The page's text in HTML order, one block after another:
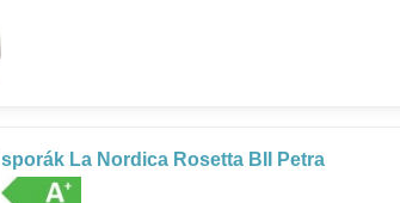
sporák La Nordica Rosetta BII Petra